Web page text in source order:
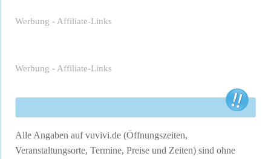
Werbung - Affiliate-Links
Werbung - Affiliate-Links
Alle Angaben auf vuvivi.de (Öffnungszeiten,
Veranstaltungsorte, Termine, Preise und Zeiten) sind ohne